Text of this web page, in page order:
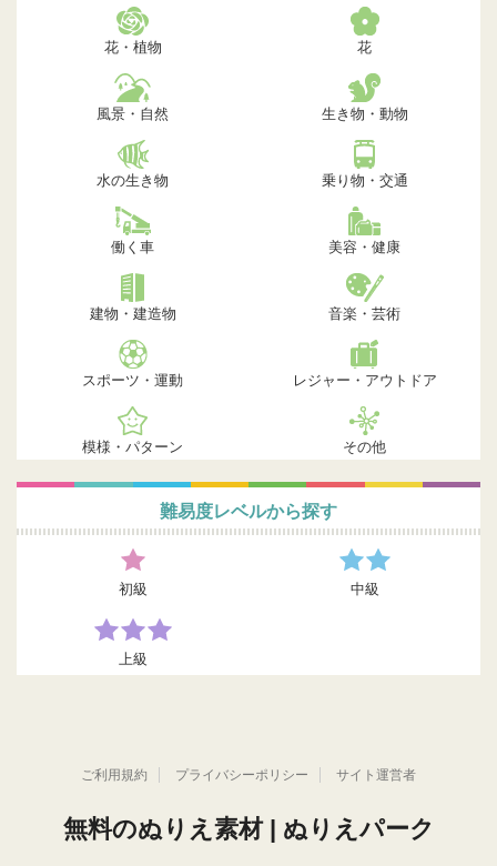
花・植物 花
風景・自然 生き物・動物
水の生き物 乗り物・交通
働く車 美容・健康
建物・建造物 音楽・芸術
スポーツ・運動 レジャー・アウトドア
模様・パターン その他
難易度レベルから探す
初級 中級
上級
ご利用規約 プライバシーポリシー サイト運営者
無料のぬりえ素材 | ぬりえパーク